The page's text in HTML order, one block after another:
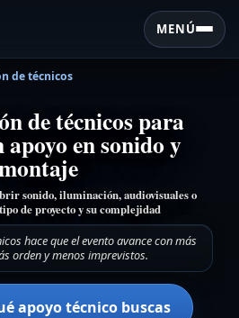
MENÚ
de técnicos
de técnicos para
apoyo en sonido y
sonido, iluminación, audiovisuales o
de proyecto y su complejidad
hace que el evento avance con más
orden y menos imprevistos.
apoyo técnico buscas